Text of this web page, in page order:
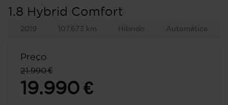
1.8 Hybrid Comfort
2019 107.673 km Híbrido Automática
Preço
21.990 €
19.990 €